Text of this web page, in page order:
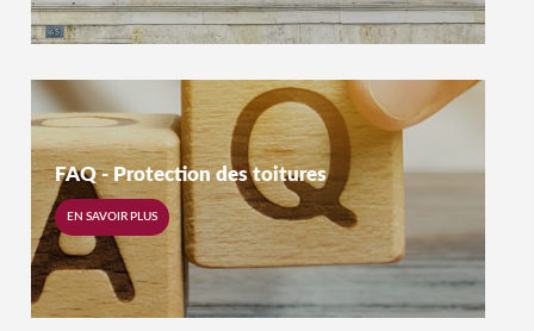
FAQ - Protection des toitures
EN SAVOIR PLUS